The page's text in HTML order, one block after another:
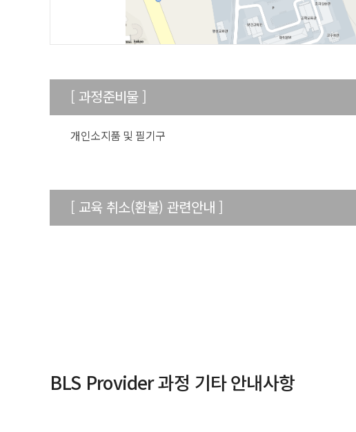
[ 과정준비물 ]
개인소지품 및 필기구
[ 교육 취소(환불) 관련안내 ]
BLS Provider 과정 기타 안내사항